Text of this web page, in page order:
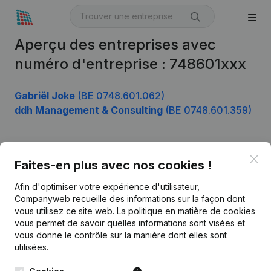
Aperçu des entreprises avec
numéro d'entreprise : 748601xxx
Gabriël Joke (BE 0748.601.062)
ddh Management & Consulting (BE 0748.601.359)
Faites-en plus avec nos cookies !
Afin d'optimiser votre expérience d'utilisateur,
Companyweb recueille des informations sur la façon dont
vous utilisez ce site web. La politique en matière de cookies
vous permet de savoir quelles informations sont visées et
vous donne le contrôle sur la manière dont elles sont
utilisées.
Français
Kantorenpark Everest
248D,
Monitoring
Recherche internationale